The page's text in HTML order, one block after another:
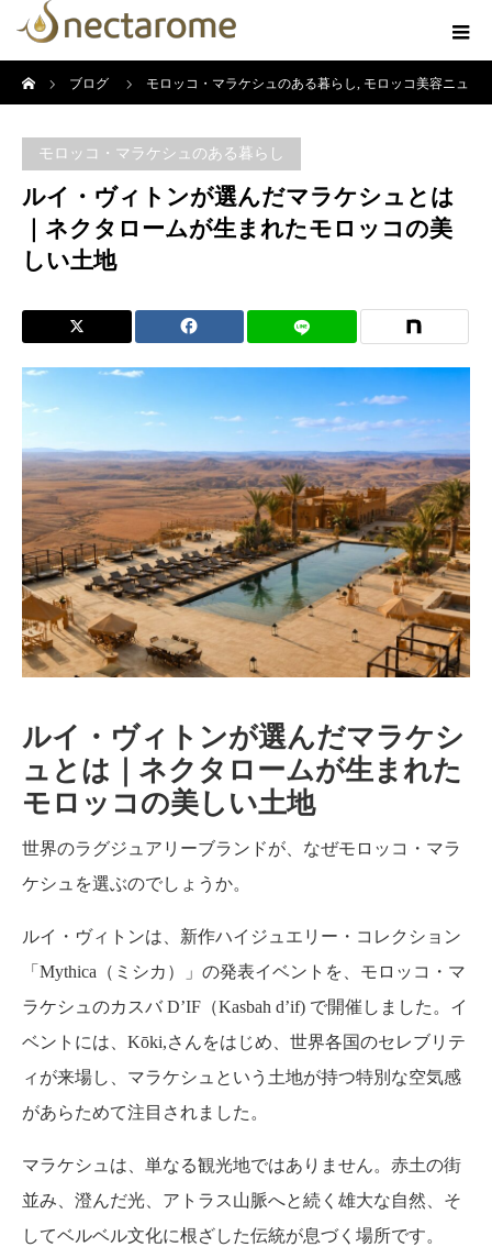
ブログ
モロッコ・マラケシュのある暮らし, モロッコ美容ニュ
たモロッコの美しい土地
モロッコ・マラケシュのある暮らし
ルイ・ヴィトンが選んだマラケシュとは
｜ネクタロームが生まれたモロッコの美
しい土地
ルイ・ヴィトンが選んだマラケシ
ュとは｜ネクタロームが生まれた
モロッコの美しい土地
世界のラグジュアリーブランドが、なぜモロッコ・マラ
ケシュを選ぶのでしょうか。
ルイ・ヴィトンは、新作ハイジュエリー・コレクション
「Mythica（ミシカ）」の発表イベントを、モロッコ・マ
ラケシュのカスバ D’IF（Kasbah d’if) で開催しました。イ
ベントには、Kōki,さんをはじめ、世界各国のセレブリテ
ィが来場し、マラケシュという土地が持つ特別な空気感
があらためて注目されました。
マラケシュは、単なる観光地ではありません。赤土の街
並み、澄んだ光、アトラス山脈へと続く雄大な自然、そ
してベルベル文化に根ざした伝統が息づく場所です。